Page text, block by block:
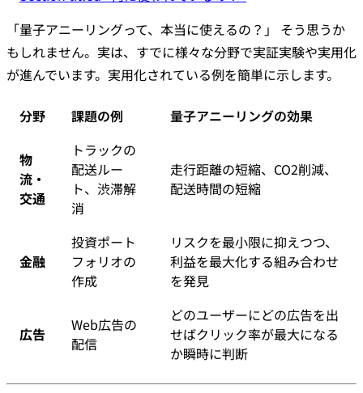
「量子アニーリングって、本当に使えるの？」 そう思うか
もしれません。実は、すでに様々な分野で実証実験や実用化
が進んでいます。実用化されている例を簡単に示します。
分野 課題の例 量子アニーリングの効果
物
流・
交通
トラックの
配送ルー
ト、渋滞解
消
走行距離の短縮、CO2削減、
配送時間の短縮
金融
投資ポート
フォリオの
作成
リスクを最小限に抑えつつ、
利益を最大化する組み合わせ
を発見
広告
Web広告の
配信
どのユーザーにどの広告を出
せばクリック率が最大になる
か瞬時に判断